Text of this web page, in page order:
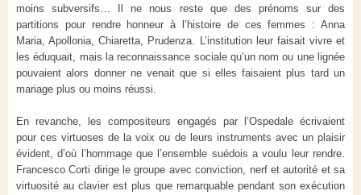
moins subversifs… Il ne nous reste que des prénoms sur des
partitions pour rendre honneur à l’histoire de ces femmes : Anna
Maria, Apollonia, Chiaretta, Prudenza. L’institution leur faisait vivre et
les éduquait, mais la reconnaissance sociale qu’un nom ou une lignée
pouvaient alors donner ne venait que si elles faisaient plus tard un
mariage plus ou moins réussi.
En revanche, les compositeurs engagés par l’Ospedale écrivaient
pour ces virtuoses de la voix ou de leurs instruments avec un plaisir
évident, d’où l’hommage que l’ensemble suédois a voulu leur rendre.
Francesco Corti dirige le groupe avec conviction, nerf et autorité et sa
virtuosité au clavier est plus que remarquable pendant son exécution